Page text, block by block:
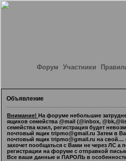
Форум Участники
Объявление
Внимание! На форуме небольшие
ящиков семейства @mail (@inbox,
семейства мэил, регистрация будет
почтовый ящик tripmo@gmail.ru Затем в
почтовый ящик tripmo@gmail.ru на
захочет пообщаться с Вами не через ЛС а
регистрации на форуме с отправкой
Все ваши данные и ПАРОЛЬ в